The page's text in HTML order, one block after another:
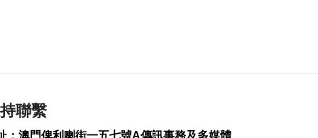
聯繫
：澳門俾利喇街一五七號A傳訊事務及多媒體